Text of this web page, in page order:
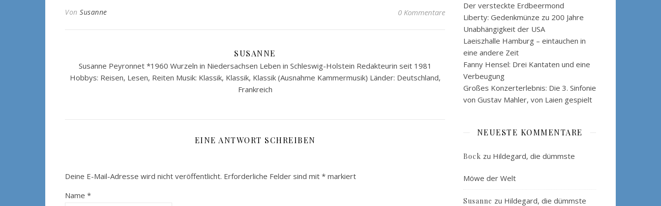
Von Susanne 0 Kommentare
SUSANNE
Susanne Peyronnet *1960 Wurzeln in Niedersachsen Leben in Schleswig-Holstein Redakteurin seit 1981
Hobbys: Reisen, Lesen, Reiten Musik: Klassik, Klassik, Klassik (Ausnahme Kammermusik) Länder: Deutschland,
Frankreich
EINE ANTWORT SCHREIBEN
Deine E-Mail-Adresse wird nicht veröffentlicht. Erforderliche Felder sind mit * markiert
Name *
Der versteckte Erdbeermond
Liberty: Gedenkmünze zu 200 Jahre
Unabhängigkeit der USA
Laeiszhalle Hamburg – eintauchen in
eine andere Zeit
Fanny Hensel: Drei Kantaten und eine
Verbeugung
Großes Konzerterlebnis: Die 3. Sinfonie
von Gustav Mahler, von Laien gespielt
NEUESTE KOMMENTARE
Bock zu Hildegard, die dümmste
Möwe der Welt
Susanne zu Hildegard, die dümmste